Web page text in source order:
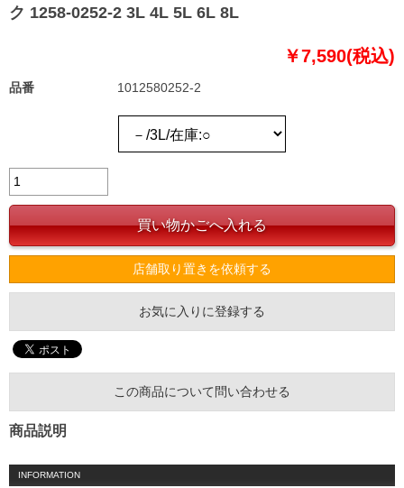
ク 1258-0252-2 3L 4L 5L 6L 8L
￥7,590(税込)
品番 1012580252-2
店舗取り置きを依頼する
お気に入りに登録する
この商品について問い合わせる
商品説明
INFORMATION